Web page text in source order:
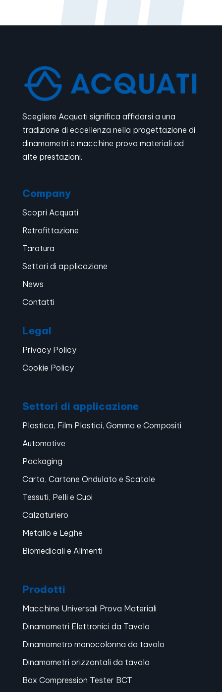
Scegliere Acquati significa affidarsi a una
tradizione di eccellenza nella progettazione di
dinamometri e macchine prova materiali ad
alte prestazioni.
Company
Scopri Acquati
Retrofittazione
Taratura
Settori di applicazione
News
Contatti
Legal
Privacy Policy
Cookie Policy
Settori di applicazione
Plastica, Film Plastici, Gomma e Compositi
Automotive
Packaging
Carta, Cartone Ondulato e Scatole
Tessuti, Pelli e Cuoi
Calzaturiero
Metallo e Leghe
Biomedicali e Alimenti
Prodotti
Macchine Universali Prova Materiali
Dinamometri Elettronici da Tavolo
Dinamometro monocolonna da tavolo
Dinamometri orizzontali da tavolo
Box Compression Tester BCT